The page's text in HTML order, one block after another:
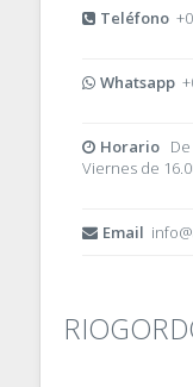
Teléfono
Whatsapp
HorarioDe
Viernes de
Email